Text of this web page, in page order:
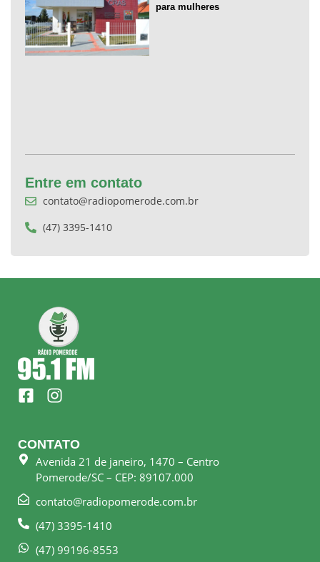
para mulheres
Entre em contato
contato@radiopomerode.com.br
(47) 3395-1410
F
a
e
b
o
k
s
q
I
n
t
a
g
r
a
m
CONTATO
Avenida 21 de janeiro, 1470 – Centro
Pomerode/SC – CEP: 89107.000
contato@radiopomerode.com.br
(47) 3395-1410
(47) 99196-8553